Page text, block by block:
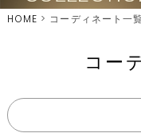
HOME コーディネート一
コー